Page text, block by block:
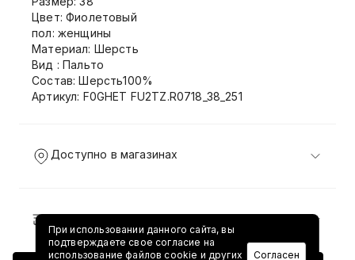
Цвет: Фиолетовый
пол: женщины
Материал: Шерсть
Вид : Пальто
Состав: Шерсть100%
Артикул: F0GHET FU2TZ.R0718_38_251
Доступно в магазинах
Доставка и возврат
При использовании данного сайта, вы
подтверждаете свое согласие на
использование файлов cookie и других
Согласен